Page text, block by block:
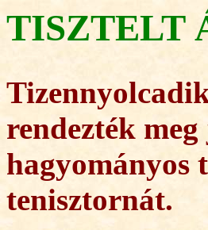
TISZTELT
rendezték
hagyományos
tenisztornát.